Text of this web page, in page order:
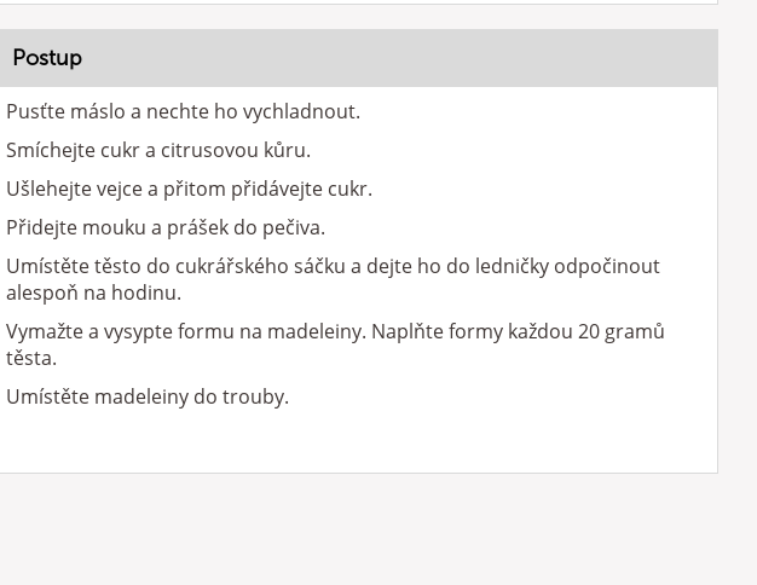
Postup
Pusťte máslo a nechte ho vychladnout.
Smíchejte cukr a citrusovou kůru.
Ušlehejte vejce a přitom přidávejte cukr.
Přidejte mouku a prášek do pečiva.
Umístěte těsto do cukrářského sáčku a dejte ho do ledničky odpočinout
alespoň na hodinu.
Vymažte a vysypte formu na madeleiny. Naplňte formy každou 20 gramů
těsta.
Umístěte madeleiny do trouby.